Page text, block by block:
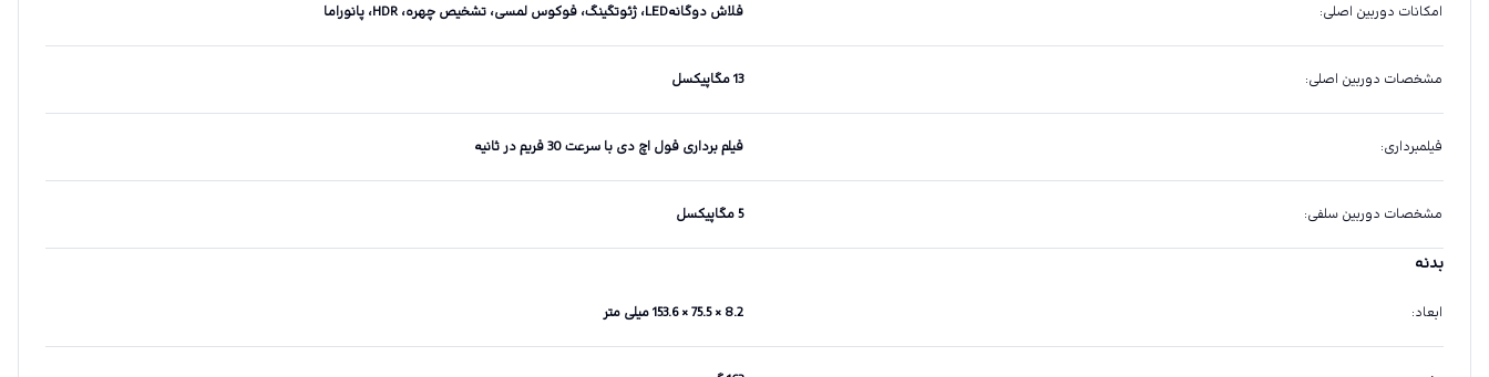
امکانات دوربین اصلی: فلاش دوگانهLED، ژئوتگینگ، فوکوس لمسی، تشخیص چهره، HDR، پانوراما
مشخصات دوربین اصلی: 13 مگاپیکسل
فیلمبرداری: فیلم برداری فول اچ دی با سرعت 30 فریم در ثانیه
مشخصات دوربین سلفی: 5 مگاپیکسل
بدنه
ابعاد: 8.2 × 75.5 × 153.6 میلی متر